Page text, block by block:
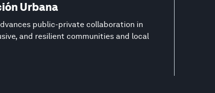
Urbana
public-private collaboration in
and resilient communities and local